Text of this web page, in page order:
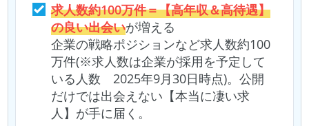
求人数約100万件＝【高年収＆高待遇】
の良い出会いが増える
企業の戦略ポジションなど求人数約100
万件(※求人数は企業が採用を予定して
いる人数 2025年9月30日時点)。公開
だけでは出会えない【本当に凄い求
人】が手に届く。